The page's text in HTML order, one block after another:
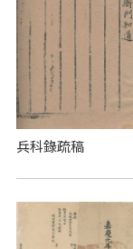
兵科錄疏稿